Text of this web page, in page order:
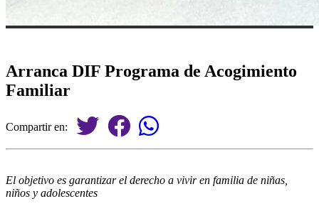
Arranca DIF Programa de Acogimiento
Familiar
Compartir en:
El objetivo es garantizar el derecho a vivir en familia de niñas,
niños y adolescentes